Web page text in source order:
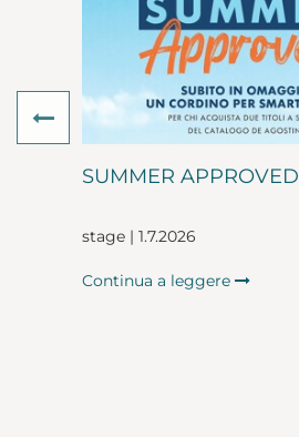
SUMMER APPROVED
stage | 1.7.2026
Continua a leggere
Previous